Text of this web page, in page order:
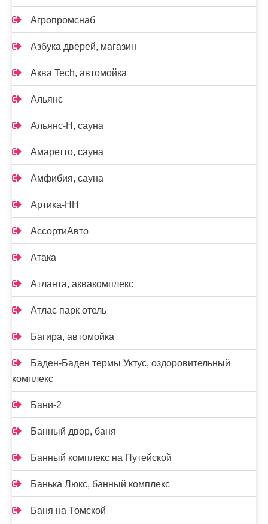
Агропромснаб
Азбука дверей, магазин
Аква Tech, автомойка
Альянс
Альянс-Н, сауна
Амаретто, сауна
Амфибия, сауна
Артика-НН
АссортиАвто
Атака
Атланта, аквакомплекс
Атлас парк отель
Багира, автомойка
Баден-Баден термы Уктус, оздоровительный
комплекс
Бани-2
Банный двор, баня
Банный комплекс на Путейской
Банька Люкс, банный комплекс
Баня на Томской